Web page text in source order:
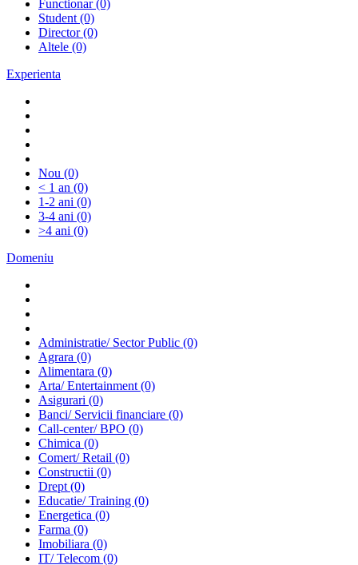
Functionar(0)
Student (0)
Director(0)
Altele (0)
Experienta
Nou (0)
< 1 an (0)
1-2 ani (0)
3-4 ani (0)
>4 ani (0)
Domeniu
Administratie/ Sector Public (0)
Agrara (0)
Alimentara (0)
Arta/ Entertainment (0)
Asigurari (0)
Banci/ Servicii financiare (0)
Call-center/ BPO (0)
Chimica (0)
Comert/ Retail (0)
Constructii (0)
Drept (0)
Educatie/ Training (0)
Energetica (0)
Farma (0)
Imobiliara (0)
IT/ Telecom (0)